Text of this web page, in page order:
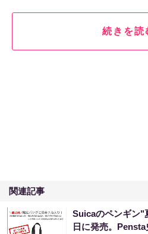
続きを読
関連記事
Suicaのペンギン"
日に発売。